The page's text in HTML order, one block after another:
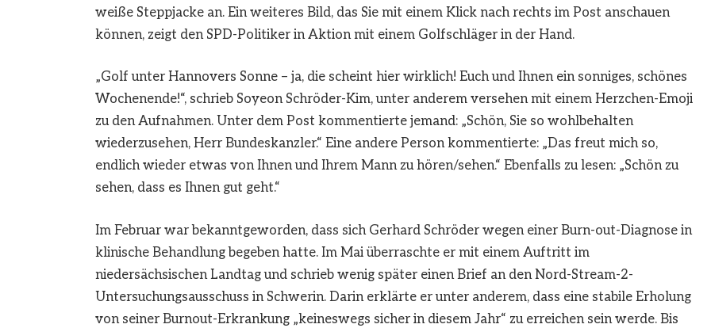
weiße Steppjacke an. Ein weiteres Bild, das Sie mit einem Klick nach rechts im Post anschauen
können, zeigt den SPD-Politiker in Aktion mit einem Golfschläger in der Hand.
„Golf unter Hannovers Sonne – ja, die scheint hier wirklich! Euch und Ihnen ein sonniges, schönes
Wochenende!“, schrieb Soyeon Schröder-Kim, unter anderem versehen mit einem Herzchen-Emoji
zu den Aufnahmen. Unter dem Post kommentierte jemand: „Schön, Sie so wohlbehalten
wiederzusehen, Herr Bundeskanzler.“ Eine andere Person kommentierte: „Das freut mich so,
endlich wieder etwas von Ihnen und Ihrem Mann zu hören/sehen.“ Ebenfalls zu lesen: „Schön zu
sehen, dass es Ihnen gut geht.“
Im Februar war bekanntgeworden, dass sich Gerhard Schröder wegen einer Burn-out-Diagnose in
klinische Behandlung begeben hatte. Im Mai überraschte er mit einem Auftritt im
niedersächsischen Landtag und schrieb wenig später einen Brief an den Nord-Stream-2-
Untersuchungsausschuss in Schwerin. Darin erklärte er unter anderem, dass eine stabile Erholung
von seiner Burnout-Erkrankung „keineswegs sicher in diesem Jahr“ zu erreichen sein werde. Bis